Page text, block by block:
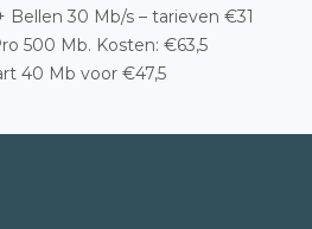
Bellen 30 Mb/s – tarieven €31
500 Mb. Kosten: €63,5
40 Mb voor €47,5